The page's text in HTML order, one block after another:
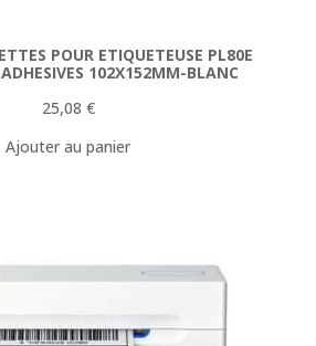
POUR ETIQUETEUSE PL80E
102X152MM-BLANC
25,08 €
Ajouter au panier